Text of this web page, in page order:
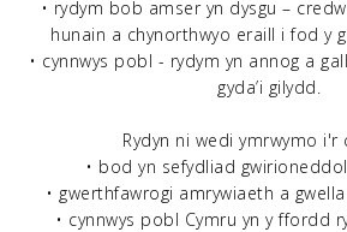
• rydym bob amser yn dysgu –
hunain a chynorthwyo eraill i fod y
• cynnwys pobl - rydym yn annog a
gyda’i gilydd.
Rydyn ni wedi ymrwymo i'r
• bod yn sefydliad
• gwerthfawrogi amrywiaeth a
• cynnwys pobl Cymru yn y ffordd